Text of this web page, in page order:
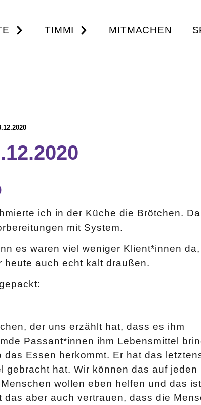
TIMMI MITMACHEN
ich in der Küche die Brötchen.
mit System.
es waren viel weniger Klient*innen
heute auch echt kalt draußen.
der uns erzählt hat, dass es ihm
Passant*innen ihm Lebensmittel
Essen herkommt. Er hat das
gebracht hat. Wir können das auf jeden
wollen eben helfen und das
aber auch vertrauen, dass die